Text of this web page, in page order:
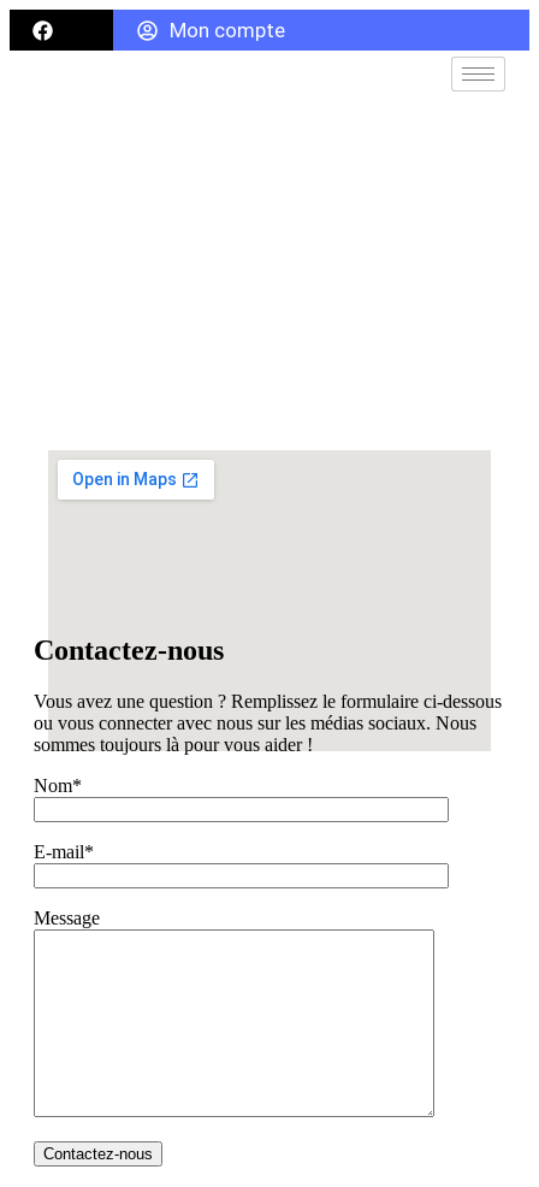
Mon compte
Contactez-nous
Vous avez une question ? Remplissez le formulaire ci-dessous
ou vous connecter avec nous sur les médias sociaux. Nous
sommes toujours là pour vous aider !
Nom*
E-mail*
Message